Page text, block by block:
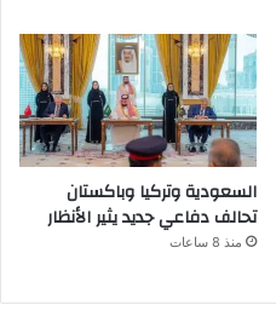
السعودية وتركيا وباكستان
تحالف دفاعي جديد يثير الأنظار
منذ 8 ساعات